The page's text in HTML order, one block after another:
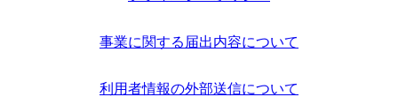
事業に関する届出内容について
利用者情報の外部送信について